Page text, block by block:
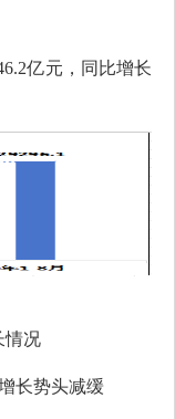
亿元，同比增长
情况
长势头减缓